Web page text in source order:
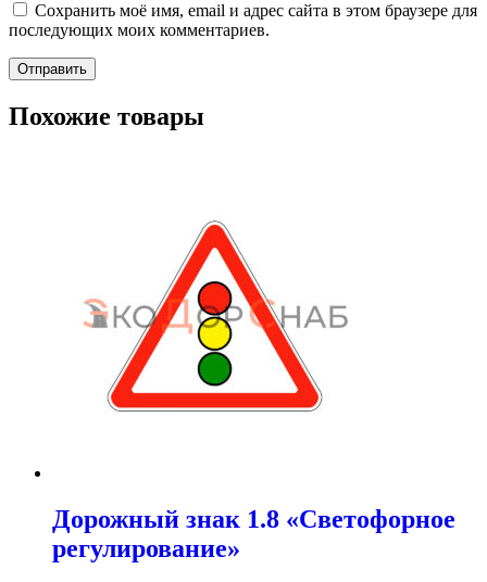
Сохранить моё имя, email и адрес сайта в этом браузере для
последующих моих комментариев.
Похожие товары
Дорожный знак 1.8 «Светофорное
регулирование»